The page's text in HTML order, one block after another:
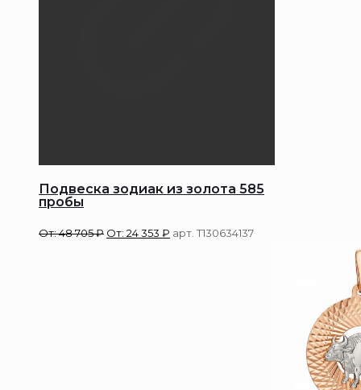
Подвеска зодиак из золота 585
пробы
От:48 705₽ От: 24 353 ₽ арт. Т130634137